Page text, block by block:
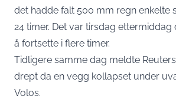
det hadde falt 500 mm regn enkelte
24 timer. Det var tirsdag ettermiddag
å fortsette i flere timer.
Tidligere samme dag meldte
drept da en vegg kollapset under
Volos.